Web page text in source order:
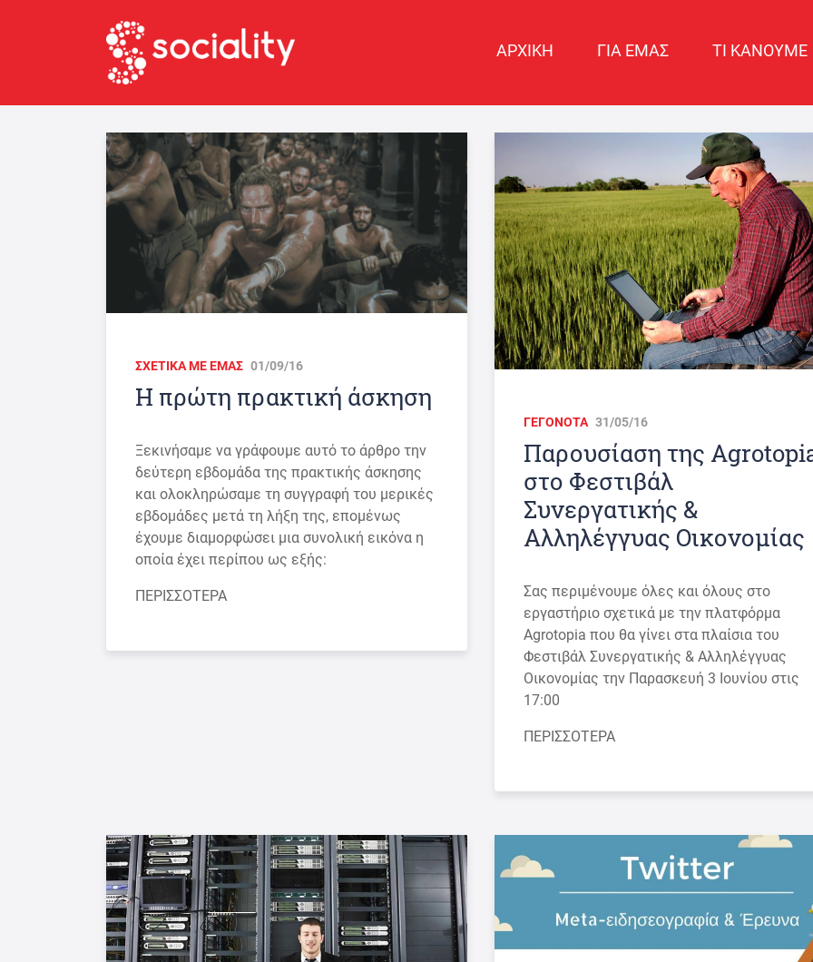
ΑΡΧΙΚΗ ΓΙΑ ΕΜΑΣ ΤΙ ΚΑΝΟΥΜΕ
ΣΧΕΤΙΚΑ ΜΕ ΕΜΑΣ 01/09/16
Η πρώτη πρακτική άσκηση
Ξεκινήσαμε να γράφουμε αυτό το άρθρο την
δεύτερη εβδομάδα της πρακτικής άσκησης
και ολοκληρώσαμε τη συγγραφή του μερικές
εβδομάδες μετά τη λήξη της, επομένως
έχουμε διαμορφώσει μια συνολική εικόνα η
οποία έχει περίπου ως εξής:
ΠΕΡΙΣΣΟΤΕΡΑ
ΓΕΓΟΝΟΤΑ 31/05/16
Παρουσίαση της
στο Φεστιβάλ
Συνεργατικής &
Αλληλέγγυας Οικονομίας
Σας περιμένουμε όλες και όλους στο
εργαστήριο σχετικά με την πλατφόρμα
Agrotopia που θα γίνει στα πλαίσια του
Φεστιβάλ Συνεργατικής & Αλληλέγγυας
Οικονομίας την Παρασκευή 3 Ιουνίου στις
17:00
ΠΕΡΙΣΣΟΤΕΡΑ